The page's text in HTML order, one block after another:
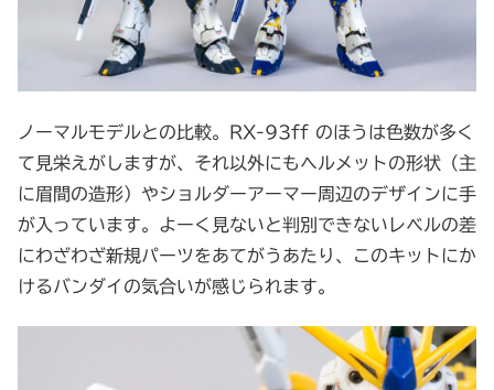
ノーマルモデルとの比較。RX-93ff のほうは色数が多く
て見栄えがしますが、それ以外にもヘルメットの形状（主
に眉間の造形）やショルダーアーマー周辺のデザインに手
が入っています。よーく見ないと判別できないレベルの差
にわざわざ新規パーツをあてがうあたり、このキットにか
けるバンダイの気合いが感じられます。